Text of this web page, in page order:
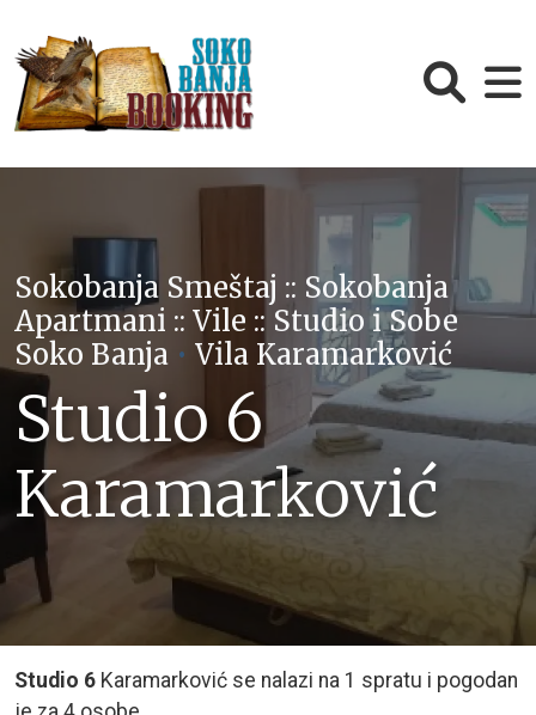
Sokobanja Smeštaj :: Sokobanja
Apartmani :: Vile :: Studio i Sobe
Soko Banja • Vila Karamarković
Studio 6
Karamarković
Studio 6 Karamarković se nalazi na 1 spratu i pogodan